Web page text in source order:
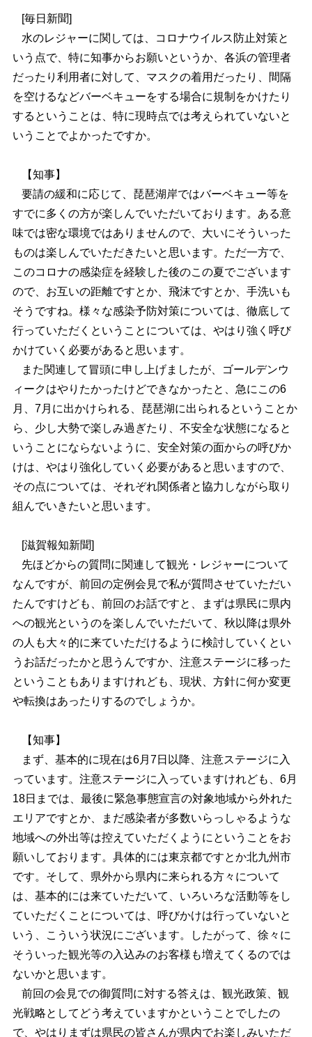
[毎日新聞]
水のレジャーに関しては、コロナウイルス防止対策と
いう点で、特に知事からお願いというか、各浜の管理者
だったり利用者に対して、マスクの着用だったり、間隔
を空けるなどバーベキューをする場合に規制をかけたり
するということは、特に現時点では考えられていないと
いうことでよかったですか。
【知事】
要請の緩和に応じて、琵琶湖岸ではバーベキュー等を
すでに多くの方が楽しんでいただいております。ある意
味では密な環境ではありませんので、大いにそういった
ものは楽しんでいただきたいと思います。ただ一方で、
このコロナの感染症を経験した後のこの夏でございます
ので、お互いの距離ですとか、飛沫ですとか、手洗いも
そうですね。様々な感染予防対策については、徹底して
行っていただくということについては、やはり強く呼び
かけていく必要があると思います。
また関連して冒頭に申し上げましたが、ゴールデンウ
ィークはやりたかったけどできなかったと、急にこの6
月、7月に出かけられる、琵琶湖に出られるということか
ら、少し大勢で楽しみ過ぎたり、不安全な状態になると
いうことにならないように、安全対策の面からの呼びか
けは、やはり強化していく必要があると思いますので、
その点については、それぞれ関係者と協力しながら取り
組んでいきたいと思います。
[滋賀報知新聞]
先ほどからの質問に関連して観光・レジャーについて
なんですが、前回の定例会見で私が質問させていただい
たんですけども、前回のお話ですと、まずは県民に県内
への観光というのを楽しんでいただいて、秋以降は県外
の人も大々的に来ていただけるように検討していくとい
うお話だったかと思うんですか、注意ステージに移った
ということもありますけれども、現状、方針に何か変更
や転換はあったりするのでしょうか。
【知事】
まず、基本的に現在は6月7日以降、注意ステージに入
っています。注意ステージに入っていますけれども、6月
18日までは、最後に緊急事態宣言の対象地域から外れた
エリアですとか、まだ感染者が多数いらっしゃるような
地域への外出等は控えていただくようにということをお
願いしております。具体的には東京都ですとか北九州市
です。そして、県外から県内に来られる方々について
は、基本的には来ていただいて、いろいろな活動等をし
ていただくことについては、呼びかけは行っていないと
いう、こういう状況にございます。したがって、徐々に
そういった観光等の入込みのお客様も増えてくるのでは
ないかと思います。
前回の会見での御質問に対する答えは、観光政策、観
光戦略としてどう考えていますかということでしたの
で、やはりまずは県民の皆さんが県内でお楽しみいただ